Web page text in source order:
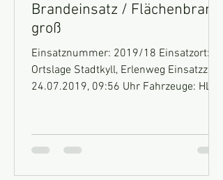
Brandeinsatz / Flächenbrand
groß
Einsatznummer: 2019/18 Einsatzort:
Ortslage Stadtkyll, Erlenweg Einsatzzeit:
24.07.2019, 09:56 Uhr Fahrzeuge: HLF